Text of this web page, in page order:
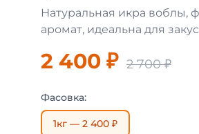
Натуральная икра воблы,
аромат, идеальна для
2 400 ₽ 2 700 ₽
Фасовка:
1кг — 2 400 ₽